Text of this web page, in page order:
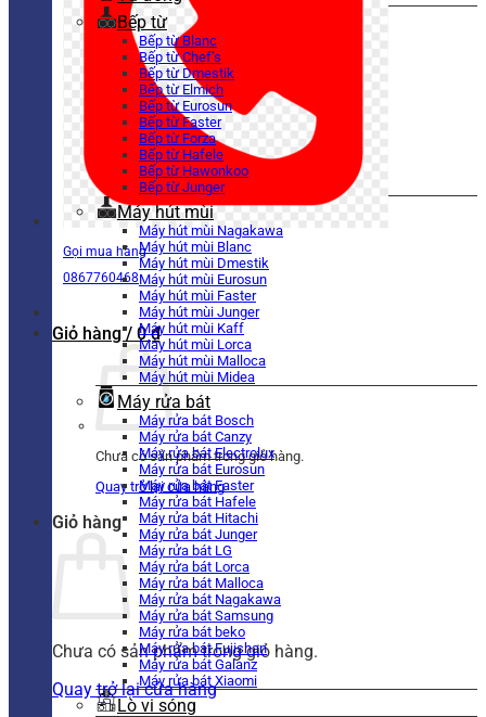
Gọi mua hàng
0867760468
Giỏ hàng / 0₫
Chưa có sản phẩm trong giỏ hàng.
Quay trở lại cửa hàng
Giỏ hàng
Chưa có sản phẩm trong giỏ hàng.
Quay trở lại cửa hàng
Bếp từ
Bếp từ Blanc
Bếp từ Chef’s
Bếp từ Dmestik
Bếp từ Elmich
Bếp từ Eurosun
Bếp từ Faster
Bếp từ Forza
Bếp từ Hafele
Bếp từ Hawonkoo
Bếp từ Junger
Máy hút mùi
Máy hút mùi Nagakawa
Máy hút mùi Blanc
Máy hút mùi Dmestik
Máy hút mùi Eurosun
Máy hút mùi Faster
Máy hút mùi Junger
Máy hút mùi Kaff
Máy hút mùi Lorca
Máy hút mùi Malloca
Máy hút mùi Midea
Máy rửa bát
Máy rửa bát Bosch
Máy rửa bát Canzy
Máy rửa bát Electrolux
Máy rửa bát Eurosun
Máy rửa bát Faster
Máy rửa bát Hafele
Máy rửa bát Hitachi
Máy rửa bát Junger
Máy rửa bát LG
Máy rửa bát Lorca
Máy rửa bát Malloca
Máy rửa bát Nagakawa
Máy rửa bát Samsung
Máy rửa bát beko
Máy rửa bát Fujishan
Máy rửa bát Galanz
Máy rửa bát Xiaomi
Lò vi sóng